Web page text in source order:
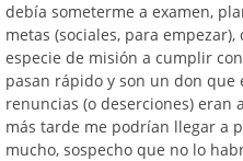
debía someterme a examen,
metas (sociales, para
especie de misión a cumplir
pasan rápido y son un don que
renuncias (o deserciones) eran
más tarde me podrían llegar a
mucho, sospecho que no lo